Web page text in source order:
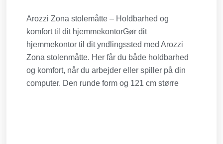
Arozzi Zona stolemåtte – Holdbarhed og
komfort til dit hjemmekontorGør dit
hjemmekontor til dit yndlingssted med Arozzi
Zona stolenmåtte. Her får du både holdbarhed
og komfort, når du arbejder eller spiller på din
computer. Den runde form og 121 cm større